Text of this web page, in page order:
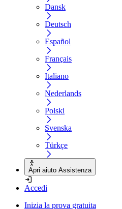
Dansk
Deutsch
Español
Français
Italiano
Nederlands
Polski
Svenska
Türkçe
Apri aiuto Assistenza
Accedi
Inizia la prova gratuita